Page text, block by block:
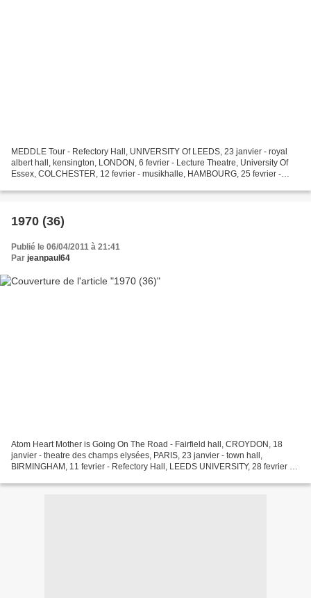
MEDDLE Tour - Refectory Hall, UNIVERSITY Of LEEDS, 23 janvier - royal
albert hall, kensington, LONDON, 6 fevrier - Lecture Theatre, University Of
Essex, COLCHESTER, 12 fevrier - musikhalle, HAMBOURG, 25 fevrier -
1970 (36)
Publié le 06/04/2011 à 21:41
Par jeanpaul64
Atom Heart Mother is Going On The Road - Fairfield hall, CROYDON, 18
janvier - theatre des champs elysées, PARIS, 23 janvier - town hall,
BIRMINGHAM, 11 fevrier - Refectory Hall, LEEDS UNIVERSITY, 28 fevrier -